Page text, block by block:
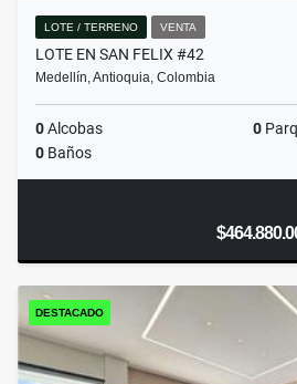
LOTE / TERRENO VENTA
LOTE EN SAN FELIX #42
Medellín, Antioquia, Colombia
0Alcobas 0
0 Baños
DESTACADO